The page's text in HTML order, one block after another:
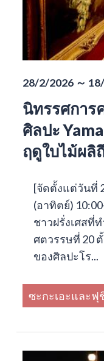
28/2/2026 ～
นิทรรศกา
ศิลปะ
ฤดูใบไม้ผลิ
[จัดตั้งแต่วันที่
(อาทิตย์)
ชาวฝรั่งเศสที่
ศตวรรษที่ 20
ของศิลปะโร...
ซะกะเอะและฟุ